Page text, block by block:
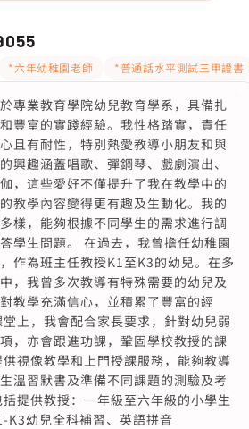
*六年幼稚園老師 *普通話水平測試三甲證書
專業教育學院幼兒教育學系，具備扎
豐富的實踐經驗。我性格踏實，責任
且有耐性，特別熱愛教導小朋友和與
興趣涵蓋唱歌、彈鋼琴、戲劇演出、
，這些愛好不僅提升了我在教學中的
教學內容變得更有趣及生動化。我的
樣，能夠根據不同學生的需求進行調
學生問題。 在過去，我曾擔任幼稚園
作為班主任教授K1至K3的幼兒。在多
，我曾多次教導有特殊需要的幼兒及
教學充滿信心，並積累了豐富的經
上，我會配合家長要求，針對幼兒弱
，亦會跟進功課，鞏固學校教授的課
視像教學和上門授課服務，能夠教導
溫習默書及準備不同課題的測驗及考
提供教授：一年級至六年級的小學生
K3幼兒全科補習、英語拼音